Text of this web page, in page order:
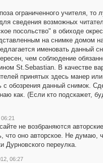
ограниченного учителя, то
сведения возможных
посольство" в обиходе
на снимке домом
именовать данный
чем соблюдение
St.Sebastian. В качестве
принятых здесь манер
с обозрения данный снимок.
как. (Если кто подскажет,
не возбраняются
что оно авторское. Не
Дурновского переулка.
06:27